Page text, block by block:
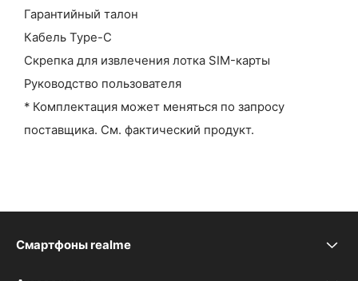
Гарантийный талон
Кабель Type-C
Скрепка для извлечения лотка SIM-карты
Руководство пользователя
* Комплектация может меняться по запросу
поставщика. См. фактический продукт.
Смартфоны realme